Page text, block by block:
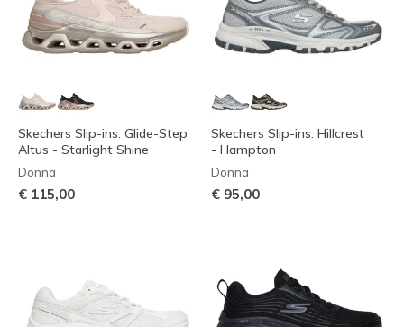
Skechers Slip-ins: Glide-Step
Altus - Starlight Shine
Donna
€ 115,00
Skechers Slip-ins: Hillcrest
- Hampton
Donna
€ 95,00